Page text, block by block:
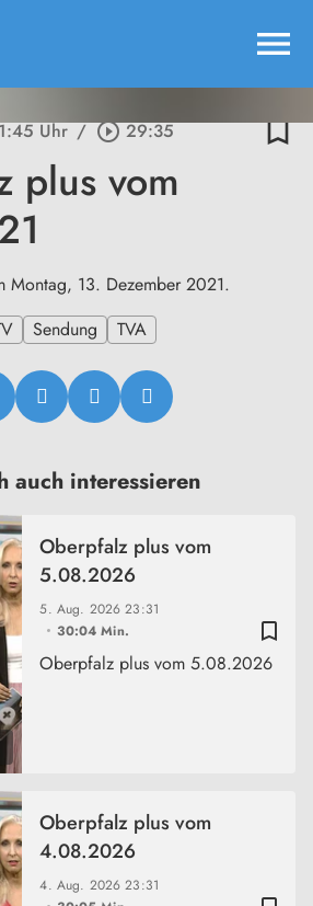
menu
Uhr / play_circle_outline29:35 bookmark_border
plus vom
Montag, 13. Dezember 2021.
Sendung TVA
auch interessieren
bookmark_border
5. Aug. 202623:31
30:04 Min.
Oberpfalz plus vom
5.08.2026
Oberpfalz plus vom 5.08.2026
4. Aug. 202623:31
Oberpfalz plus vom
4.08.2026